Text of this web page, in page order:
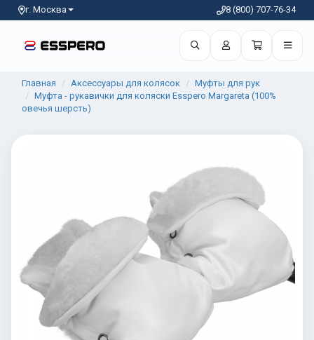
г. Москва 8 (800) 707-76-34
Главная Аксессуары для колясок
Муфты для рук
Муфта - рукавички для коляски Esspero Margareta (100%
овечья шерсть)